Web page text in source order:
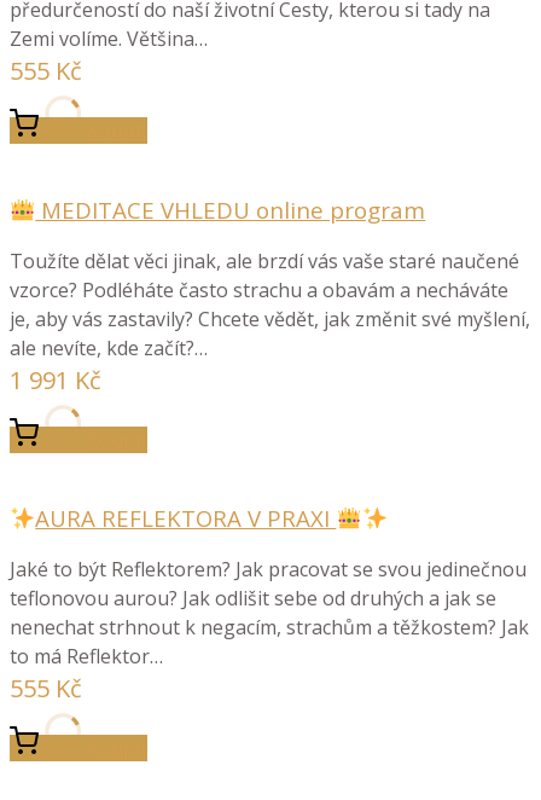
předurčeností do naší životní Cesty, kterou si tady na
Zemi volíme. Většina…
555 Kč
MEDITACE VHLEDU online program
Toužíte dělat věci jinak, ale brzdí vás vaše staré naučené
vzorce? Podléháte často strachu a obavám a necháváte
je, aby vás zastavily? Chcete vědět, jak změnit své myšlení,
ale nevíte, kde začít?…
1 991 Kč
AURA REFLEKTORA V PRAXI
Jaké to být Reflektorem? Jak pracovat se svou jedinečnou
teflonovou aurou? Jak odlišit sebe od druhých a jak se
nenechat strhnout k negacím, strachům a těžkostem? Jak
to má Reflektor…
555 Kč